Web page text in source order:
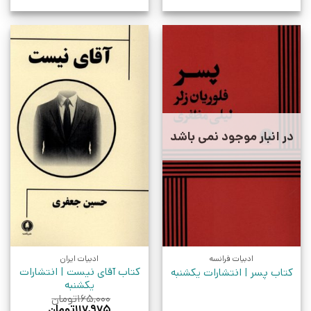
در انبار موجود نمی باشد
ادبیات فرانسه
کتاب پسر | انتشارات یکشنبه
ادبیات ایران
کتاب آقای نیست | انتشارات
یکشنبه
۱۶۵,۰۰۰تومان